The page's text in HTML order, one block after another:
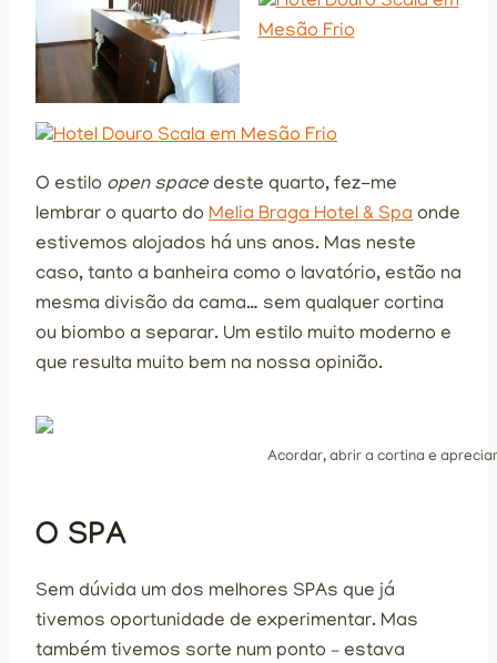
O estilo open space deste quarto, fez-me
lembrar o quarto do Melia Braga Hotel & Spa onde
estivemos alojados há uns anos. Mas neste
caso, tanto a banheira como o lavatório, estão na
mesma divisão da cama… sem qualquer cortina
ou biombo a separar. Um estilo muito moderno e
que resulta muito bem na nossa opinião.
Acordar, abrir a cortina e
O SPA
Sem dúvida um dos melhores SPAs que já
tivemos oportunidade de experimentar. Mas
também tivemos sorte num ponto – estava